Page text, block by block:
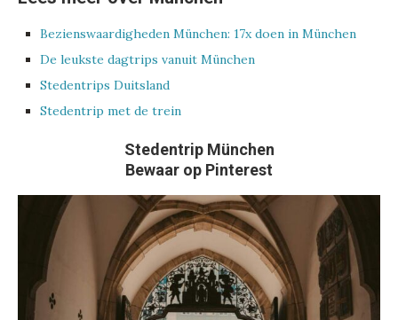
Bezienswaardigheden München: 17x doen in München
De leukste dagtrips vanuit München
Stedentrips Duitsland
Stedentrip met de trein
Stedentrip München
Bewaar op Pinterest